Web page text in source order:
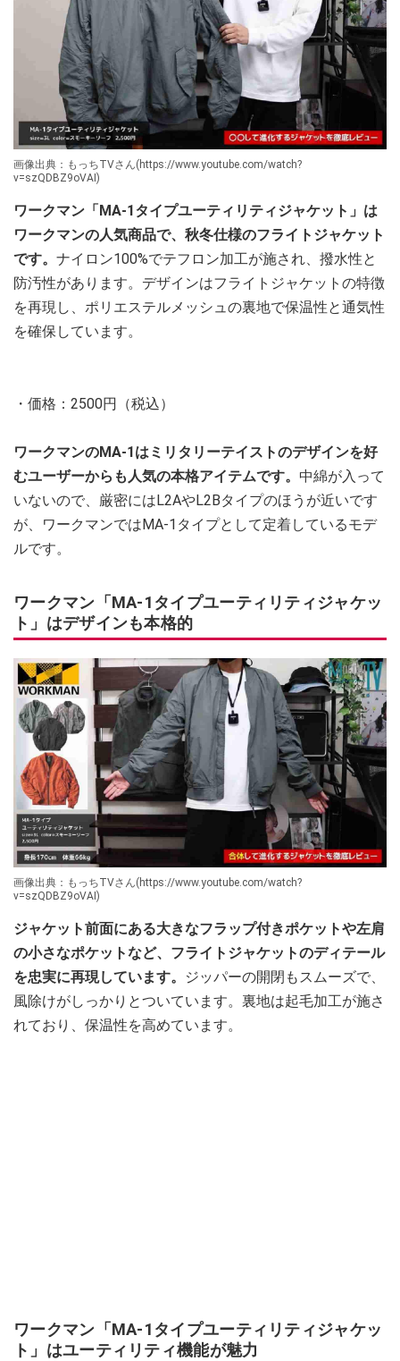
画像出典：もっちTVさん(https://www.youtube.com/watch?
v=szQDBZ9oVAI)
ワークマン「MA-1タイプユーティリティジャケット」は
ワークマンの人気商品で、秋冬仕様のフライトジャケット
です。 ナイロン100%でテフロン加工が施され、撥水性と
防汚性があります。デザインはフライトジャケットの特徴
を再現し、ポリエステルメッシュの裏地で保温性と通気性
を確保しています。
・価格：2500円（税込）
ワークマンのMA-1はミリタリーテイストのデザインを好
むユーザーからも人気の本格アイテムです。 中綿が入って
いないので、厳密にはL2AやL2Bタイプのほうが近いです
が、ワークマンではMA-1タイプとして定着しているモデ
ルです。
ワークマン「MA-1タイプユーティリティジャケッ
ト」はデザインも本格的
画像出典：もっちTVさん(https://www.youtube.com/watch?
v=szQDBZ9oVAI)
ジャケット前面にある大きなフラップ付きポケットや左肩
の小さなポケットなど、フライトジャケットのディテール
を忠実に再現しています。
ジッパーの開閉もスムーズで、
風除けがしっかりとついています。裏地は起毛加工が施さ
れており、保温性を高めています。
ワークマン「MA-1タイプユーティリティジャケッ
ト」はユーティリティ機能が魅力